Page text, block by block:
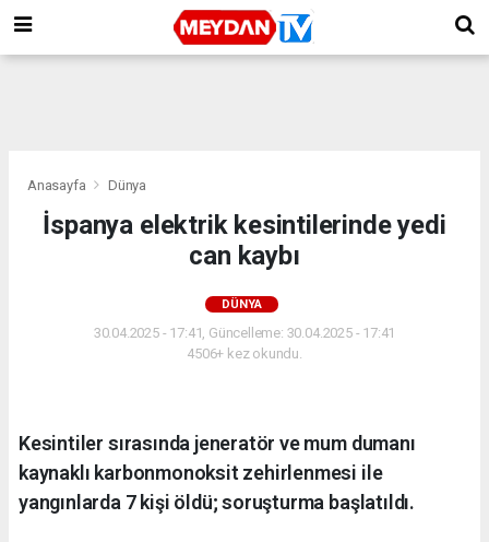
Anasayfa Dünya
İspanya elektrik kesintilerinde yedi
can kaybı
DÜNYA
30.04.2025 - 17:41, Güncelleme: 30.04.2025 - 17:41
4506+ kez okundu.
Kesintiler sırasında jeneratör ve mum dumanı
kaynaklı karbonmonoksit zehirlenmesi ile
yangınlarda 7 kişi öldü; soruşturma başlatıldı.